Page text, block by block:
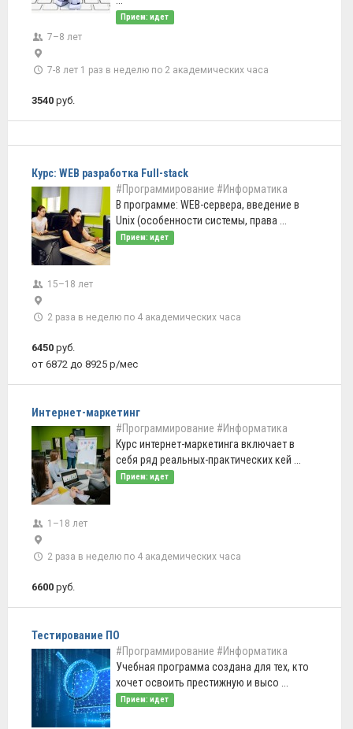
Прием: идет
7–8 лет
7-8 лет 1 раз в неделю по 2 академических часа
3540 руб.
Курс: WEB разработка Full-stack
#Программирование #Информатика
В программе: WEB-сервера, введение в
Unix (особенности системы, права ...
Прием: идет
15–18 лет
2 раза в неделю по 4 академических часа
6450 руб.
от 6872 до 8925 р/мес
Интернет-маркетинг
#Программирование #Информатика
Курс интернет-маркетинга включает в
себя ряд реальных-практических кей ...
Прием: идет
1–18 лет
2 раза в неделю по 4 академических часа
6600 руб.
Тестирование ПО
#Программирование #Информатика
Учебная программа создана для тех, кто
хочет освоить престижную и высо ...
Прием: идет